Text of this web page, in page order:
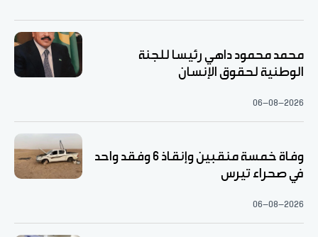
محمد محمود داهي رئيسا للجنة
الوطنية لحقوق الإنسان
06-08-2026
وفاة خمسة منقبين وإنقاذ 6 وفقد واحد
في صحراء تيرس
06-08-2026